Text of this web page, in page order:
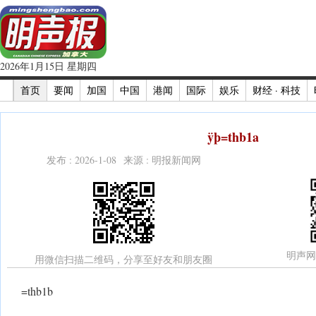
2026年1月15日 星期四
首页
要闻 加国 中国 港闻 国际 娱乐 财经 · 科技
ÿþ=thb1a
发布 : 2026-1-08 来源 : 明报新闻网
用微信扫描二维码，分享至好友和朋友圈 明声
=thb1b